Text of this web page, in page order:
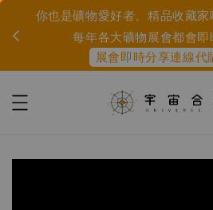
你也是礦物愛好者、精品收藏家
每年各大礦物展會都會即
展會即時分享連線代